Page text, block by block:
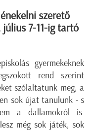
szerető
7-11-ig tartó
gyermekeknek
rend szerint
szólaltatunk meg, a
sok újat tanulunk - s
a dallamokról is.
még sok játék, sok